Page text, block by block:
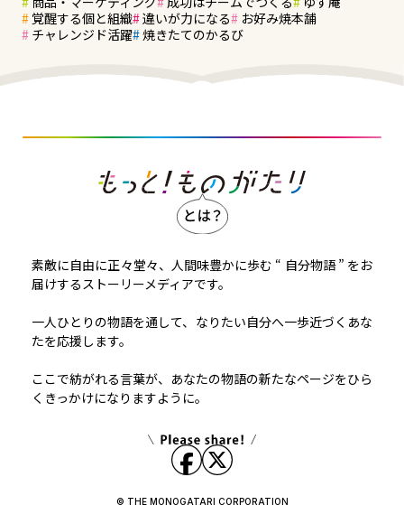
覚醒する個と組織 違いが力になる
お好み焼本舗
チャレンジド活躍 焼きたてのかるび
素敵に自由に正々堂々、人間味豊かに歩む “ 自分物語 ” をお
届けするストーリーメディアです。
一人ひとりの物語を通して、なりたい自分へ一歩近づくあな
たを応援します。
ここで紡がれる言葉が、あなたの物語の新たなページをひら
くきっかけになりますように。
© THE MONOGATARI CORPORATION